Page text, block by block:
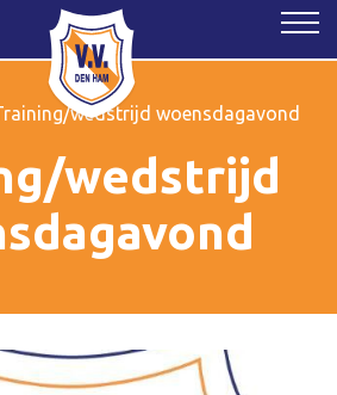
wedstrijd woensdagavond
wedstrijd